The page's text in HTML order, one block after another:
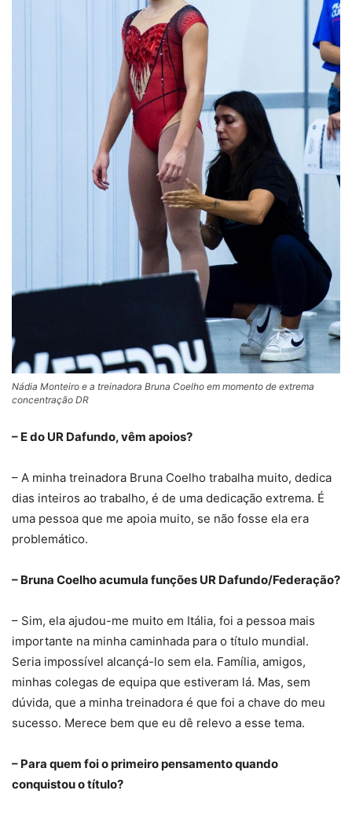
Nádia Monteiro e a treinadora Bruna Coelho em momento de extrema
concentração DR
– E do UR Dafundo, vêm apoios?
– A minha treinadora Bruna Coelho trabalha muito, dedica
dias inteiros ao trabalho, é de uma dedicação extrema. É
uma pessoa que me apoia muito, se não fosse ela era
problemático.
– Bruna Coelho acumula funções UR Dafundo/Federação?
– Sim, ela ajudou-me muito em Itália, foi a pessoa mais
importante na minha caminhada para o título mundial.
Seria impossível alcançá-lo sem ela. Família, amigos,
minhas colegas de equipa que estiveram lá. Mas, sem
dúvida, que a minha treinadora é que foi a chave do meu
sucesso. Merece bem que eu dê relevo a esse tema.
– Para quem foi o primeiro pensamento quando
conquistou o título?